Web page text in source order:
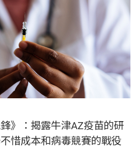
》：揭露牛津AZ疫苗的研
惜成本和病毒競賽的戰役